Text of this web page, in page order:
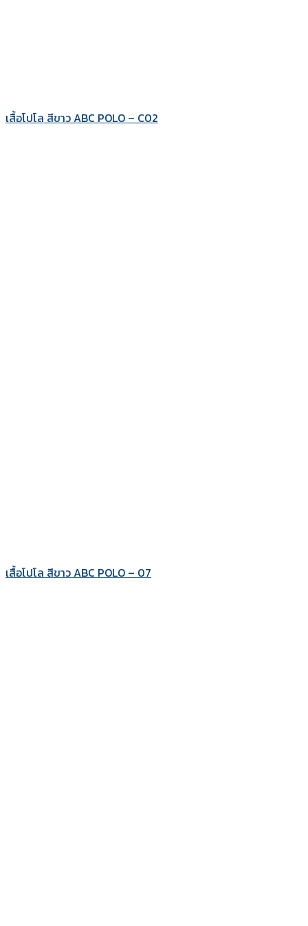
เสื้อโปโล สีขาว ABC POLO – C02
เสื้อโปโล สีขาว ABC POLO – 07